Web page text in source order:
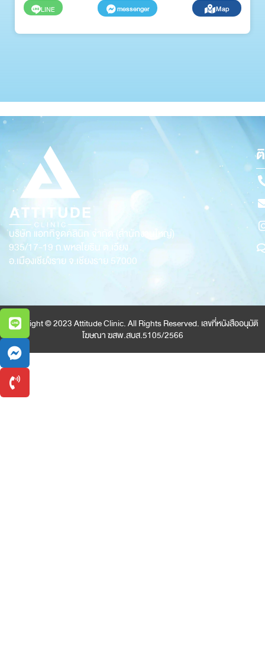
LINE messenger Map
บริษัท แอททิจูดคลินิก จำกัด (สำนักงานใหญ่)
935/17-19 ถ.พหลโยธิน ต.เวียง
อ.เมืองเชียงราย จ.เชียงราย 57000
Copyright © 2023 Attitude Clinic. All Rights Reserved. เลขที่หนังสืออนุมัติ
โฆษณา ฆสพ.สบส.5105/2566